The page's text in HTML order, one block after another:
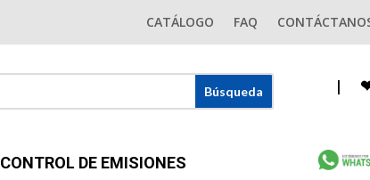
CATÁLOGO FAQ
|
CONTROL DE EMISIONES